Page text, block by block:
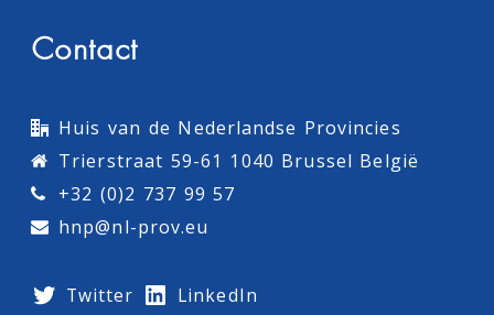
Contact
Huis van de Nederlandse Provincies
Trierstraat 59-61 1040 Brussel België
+32 (0)2 737 99 57
hnp@nl-prov.eu
Twitter LinkedIn